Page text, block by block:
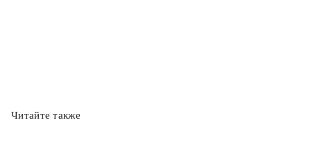
Читайте также